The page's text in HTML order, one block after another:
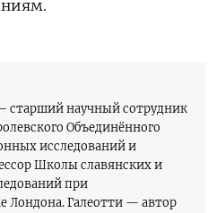
старший научный сотрудник
Объединённого
исследований и
Школы славянских и
при
Лондона. Галеотти — автор